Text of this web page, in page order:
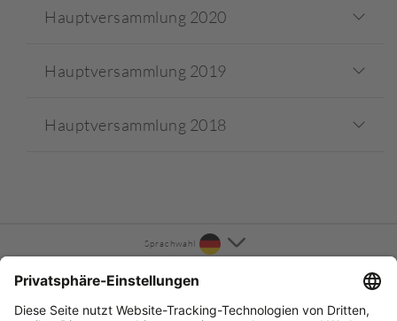
Hauptversammlung 2020
Hauptversammlung 2019
Hauptversammlung 2018
Sprachwahl
KONTAKT